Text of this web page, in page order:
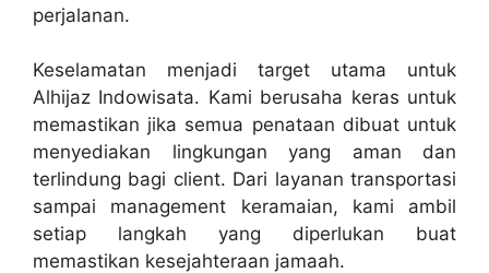
perjalanan.
Keselamatan menjadi target utama untuk
Alhijaz Indowisata. Kami berusaha keras untuk
memastikan jika semua penataan dibuat untuk
menyediakan lingkungan yang aman dan
terlindung bagi client. Dari layanan transportasi
sampai management keramaian, kami ambil
setiap langkah yang diperlukan buat
memastikan kesejahteraan jamaah.